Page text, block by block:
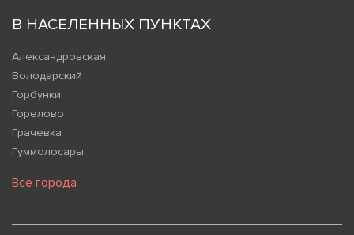
В НАСЕЛЕННЫХ ПУНКТАХ
Александровская
Володарский
Горбунки
Горелово
Грачевка
Гуммолосары
Все города